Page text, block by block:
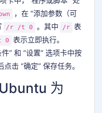
，在 “添加参数（可
/r /t 0 。其中 /r 表
0 表示立即执行。
” 和 “设置” 选项卡中按
击 “确定” 保存任务。
为